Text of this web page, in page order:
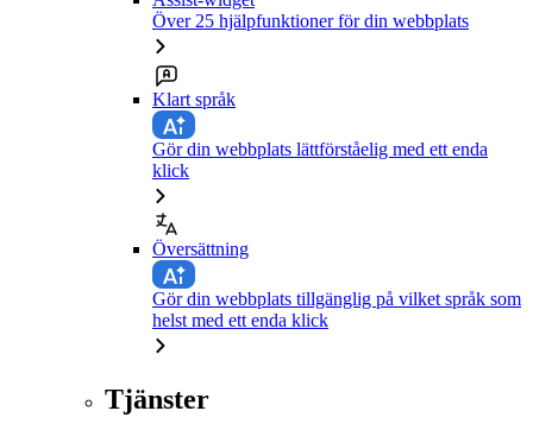
Över 25 hjälpfunktioner för din webbplats
Klart språk
Gör din webbplats lättförståelig med ett enda
klick
Översättning
Gör din webbplats tillgänglig på vilket språk som
helst med ett enda klick
Tjänster